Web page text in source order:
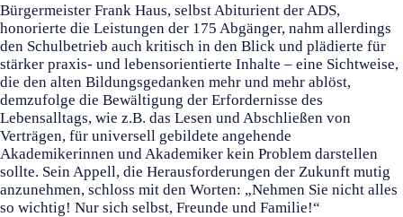
Bürgermeister Frank Haus, selbst Abiturient der ADS,
honorierte die Leistungen der 175 Abgänger, nahm allerdings
den Schulbetrieb auch kritisch in den Blick und plädierte für
stärker praxis- und lebensorientierte Inhalte – eine Sichtweise,
die den alten Bildungs­gedanken mehr und mehr ablöst,
demzufolge die Bewältigung der Erfordernisse des
Lebensalltags, wie z.B. das Lesen und Abschließen von
Verträgen, für universell gebildete angehende
Akademikerinnen und Akademiker kein Problem darstellen
sollte. Sein Appell, die Herausforderungen der Zukunft mutig
anzunehmen, schloss mit den Worten: „Nehmen Sie nicht alles
so wichtig! Nur sich selbst, Freunde und Familie!“